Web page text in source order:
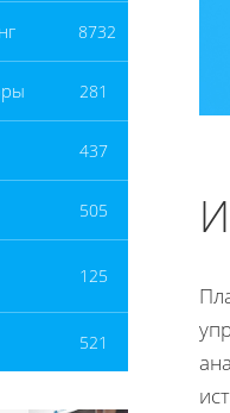
8732
281
437
505
125
521